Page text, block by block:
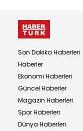
Son Dakika Haberleri
Haberler
Ekonomi Haberleri
Güncel Haberler
Magazin Haberleri
Spor Haberleri
Dünya Haberleri